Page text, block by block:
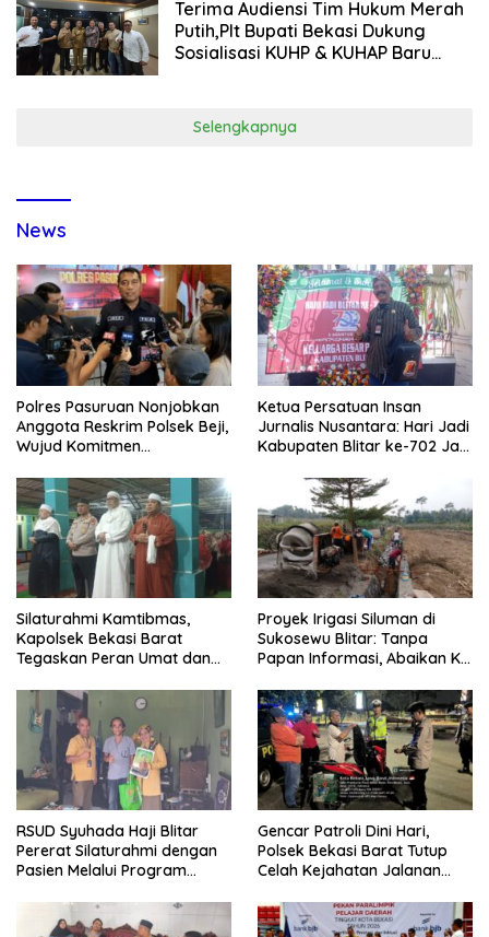
Terima Audiensi Tim Hukum Merah
Putih,Plt Bupati Bekasi Dukung
Sosialisasi KUHP & KUHAP Baru
Selengkapnya
News
Polres Pasuruan Nonjobkan
Anggota Reskrim Polsek Beji,
Wujud Komitmen
Dugaan Penganiayaan
Ketua Persatuan Insan
Jurnalis Nusantara: Hari Jadi
Kabupaten Blitar ke-702 Jadi
Pembangunan
Silaturahmi Kamtibmas,
Kapolsek Bekasi Barat
Tegaskan Peran Umat dan
Kondusivitas Wilayah
Proyek Irigasi Siluman di
Sukosewu Blitar: Tanpa
Papan Informasi, Abaikan K3,
Tanggung Jawab
RSUD Syuhada Haji Blitar
Pererat Silaturahmi dengan
Pasien Melalui Program
Gencar Patroli Dini Hari,
Polsek Bekasi Barat Tutup
Celah Kejahatan Jalanan